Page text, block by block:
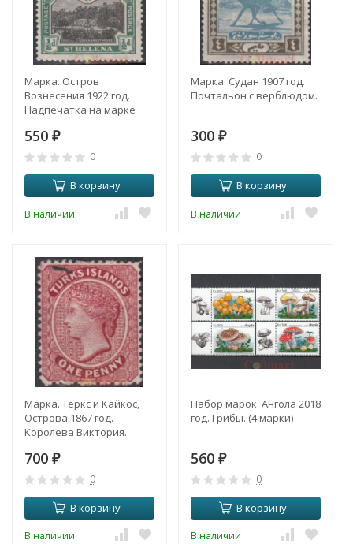
Марка. Остров
Вознесения 1922 год.
Надпечатка на марке
Дом правительства.
550 ₽
0
В корзину
В наличии
Марка. Судан 1907 год.
Почтальон с верблюдом.
300 ₽
0
В корзину
В наличии
Марка. Теркс и Кайкос,
Острова 1867 год.
Королева Виктория.
700 ₽
0
В корзину
В наличии
Набор марок. Ангола 2018
год. Грибы. (4 марки)
560 ₽
0
В корзину
В наличии